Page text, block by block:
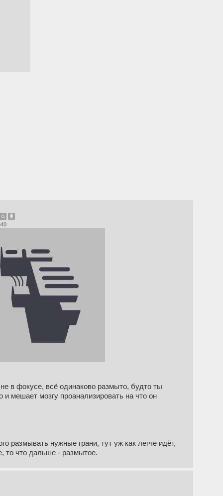
в фокусе, всё одинаково размыто, будто ты
мешает мозгу проанализировать на что он
размывать нужные грани, тут уж как легче идёт,
то что дальше - размытое.